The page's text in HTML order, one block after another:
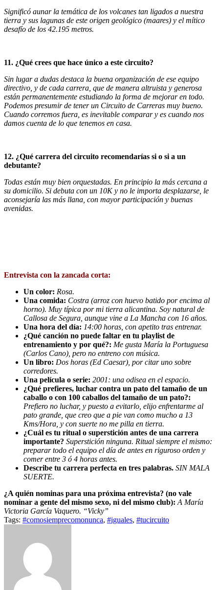
Significó aunar la temática de los volcanes tan ligados a nuestra
tierra y sus lagunas de este origen geológico (maares) y el mítico
desafío de los 42.195 metros.
11. ¿Qué crees que hace único a este circuito?
Sin lugar a dudas destaca la buena organización de ese equipo
directivo, y de cada carrera, que de manera altruista y generosa
están permanentemente estudiando la forma de mejorar en todo.
Podemos presumir de tener un Circuito de Carreras muy bueno.
Cuando corremos fuera, es inevitable comparar y es cuando nos
damos cuenta de lo que tenemos en casa.
12. ¿Qué carrera del circuito recomendarías si o si a un
debutante?
Todas están muy bien orquestadas. En principio la más cercana a
su domicilio. Si debuta con un 10K y no le importa desplazarse, le
aconsejaría las más llana, con mayor participación y buenas
avenidas.
Entrevista con la zancada corta:
Un color: Rosa.
Una comida: Costra (arroz con huevo batido por encima al
horno). Muy típica por mi tierra alicantina. Soy natural de
Callosa de Segura, aunque vine a La Mancha con 16 años.
Una hora del día: 14:00 horas, con apetito tras entrenar.
¿Qué canción no puede faltar en tu playlist de
entrenamiento y por qué?: Me gusta María la Portuguesa
(Carlos Cano), pero no entreno con música.
Un libro: Dos horas (Ed Caesar), por citar uno sobre
corredores.
Una película o serie: 2001: una odisea en el espacio.
¿Qué prefieres, luchar contra un pato del tamaño de un
caballo o con 100 caballos del tamaño de un pato?:
Prefiero no luchar, y puesto a evitarlo, elijo enfrentarme al
pato grande, que creo que a pie van como mucho a 13
Kms/Hora, y con suerte no me pilla en tierra.
¿Cuál es tu ritual o superstición antes de una carrera
importante? Superstición ninguna. Ritual siempre el mismo:
preparar todo el equipo el día de antes en riguroso orden y
comer entre 3 ó 4 horas antes.
Describe tu carrera perfecta en tres palabras. SIN MALA
SUERTE.
¿A quién nominas para una próxima entrevista? (no vale
nominar a gente del mismo sexo, ni del mismo club): A María
Victoria García Vaquero. “Vicky”
Tags: #comosiemprecomonunca, #iguales, #tucircuito